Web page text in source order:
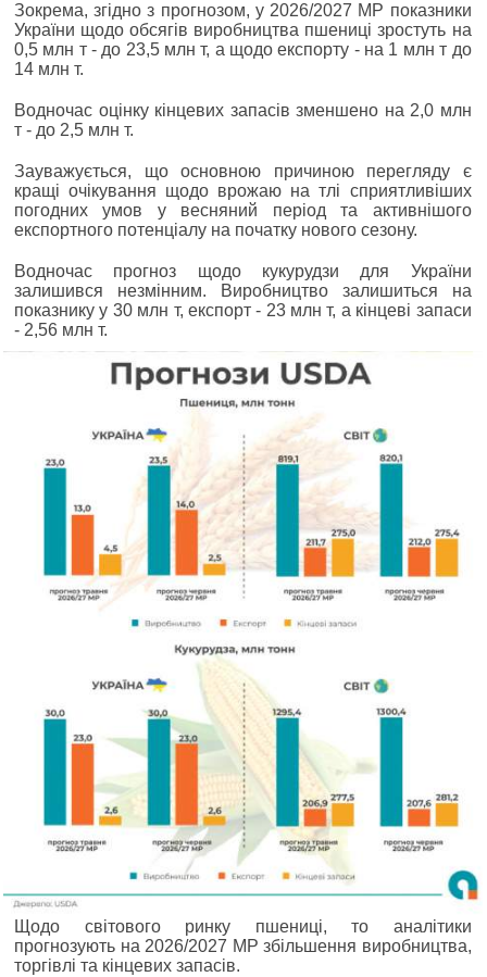
Зокрема, згідно з прогнозом, у 2026/2027 МР показники
України щодо обсягів виробництва пшениці зростуть на
0,5 млн т - до 23,5 млн т, а щодо експорту - на 1 млн т до
14 млн т.
Водночас оцінку кінцевих запасів зменшено на 2,0 млн
т - до 2,5 млн т.
Зауважується, що основною причиною перегляду є
кращі очікування щодо врожаю на тлі сприятливіших
погодних умов у весняний період та активнішого
експортного потенціалу на початку нового сезону.
Водночас прогноз щодо кукурудзи для України
залишився незмінним. Виробництво залишиться на
показнику у 30 млн т, експорт - 23 млн т, а кінцеві запаси
- 2,56 млн т.
Щодо світового ринку пшениці, то аналітики
прогнозують на 2026/2027 МР збільшення виробництва,
торгівлі та кінцевих запасів.